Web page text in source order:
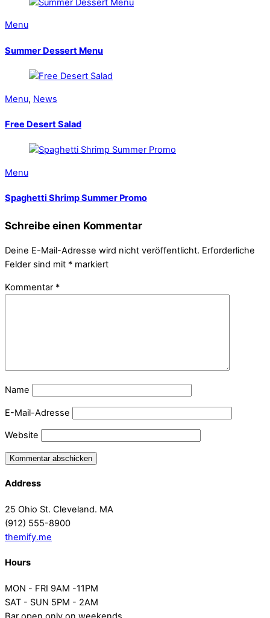
Menu
Summer Dessert Menu
Menu, News
Free Desert Salad
Menu
Spaghetti Shrimp Summer Promo
Schreibe einen Kommentar
Deine E-Mail-Adresse wird nicht veröffentlicht. Erforderliche
Felder sind mit * markiert
Kommentar *
Name
E-Mail-Adresse
Website
Address
25 Ohio St. Cleveland. MA
(912) 555-8900
themify.me
Hours
MON - FRI 9AM -11PM
SAT - SUN 5PM - 2AM